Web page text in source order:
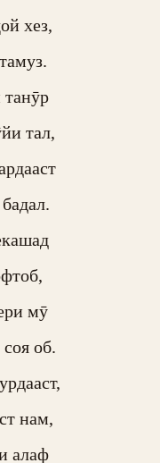
хез,
тал,
мӯ
об.
нам,
алаф